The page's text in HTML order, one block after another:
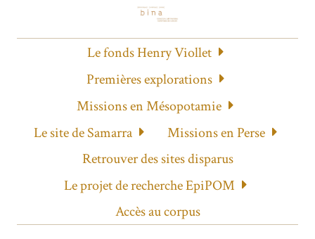
Le fonds Henry Viollet
Premières explorations
Missions en Mésopotamie
Le site de Samarra
Missions en Perse
Retrouver des sites disparus
Le projet de recherche EpiPOM
Accès au corpus